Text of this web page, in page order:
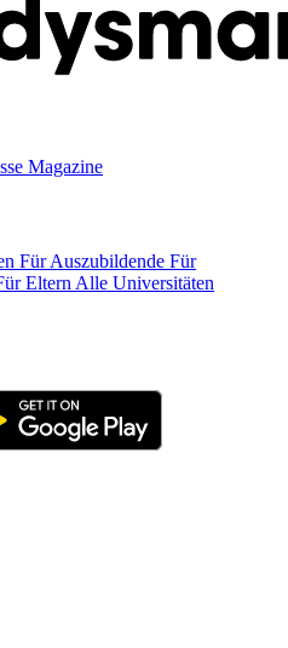
Magazine
Für Auszubildende Für
Eltern Alle Universitäten